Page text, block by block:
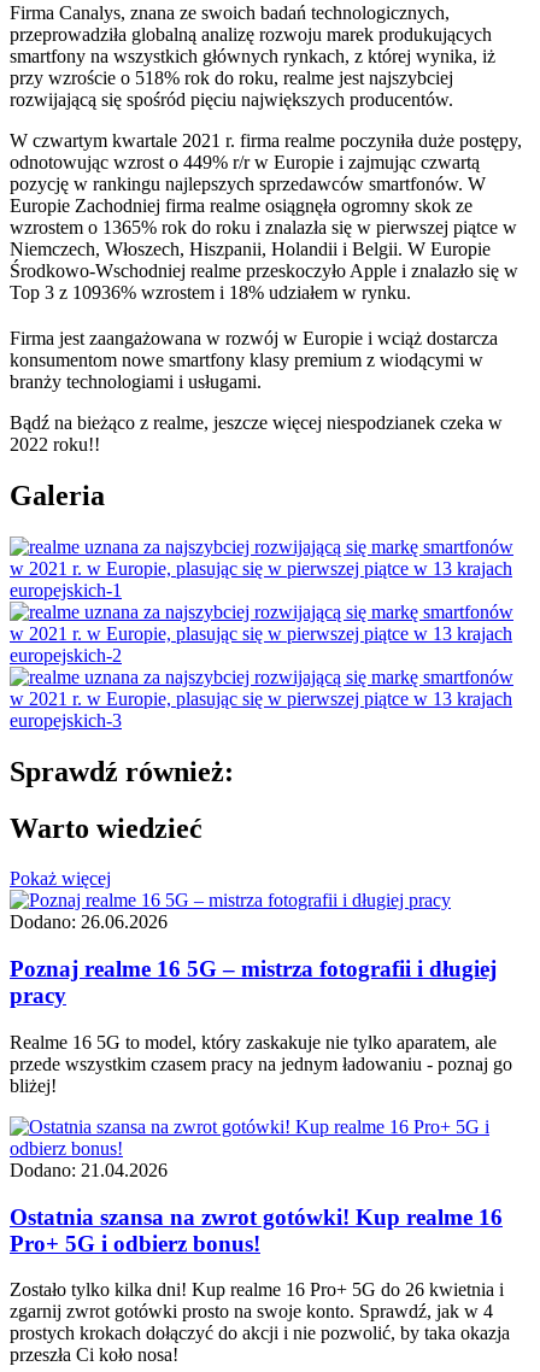
Firma Canalys, znana ze swoich badań technologicznych,
przeprowadziła globalną analizę rozwoju marek produkujących
smartfony na wszystkich głównych rynkach, z której wynika, iż
przy wzroście o 518% rok do roku, realme jest najszybciej
rozwijającą się spośród pięciu największych producentów.
W czwartym kwartale 2021 r. firma realme poczyniła duże postępy,
odnotowując wzrost o 449% r/r w Europie i zajmując czwartą
pozycję w rankingu najlepszych sprzedawców smartfonów. W
Europie Zachodniej firma realme osiągnęła ogromny skok ze
wzrostem o 1365% rok do roku i znalazła się w pierwszej piątce w
Niemczech, Włoszech, Hiszpanii, Holandii i Belgii. W Europie
Środkowo-Wschodniej realme przeskoczyło Apple i znalazło się w
Top 3 z 10936% wzrostem i 18% udziałem w rynku.
Firma jest zaangażowana w rozwój w Europie i wciąż dostarcza
konsumentom nowe smartfony klasy premium z wiodącymi w
branży technologiami i usługami.
Bądź na bieżąco z realme, jeszcze więcej niespodzianek czeka w
2022 roku!!
Galeria
Sprawdź również:
Warto wiedzieć
Pokaż więcej
Dodano: 26.06.2026
Poznaj realme 16 5G – mistrza fotografii i długiej
pracy
Realme 16 5G to model, który zaskakuje nie tylko aparatem, ale
przede wszystkim czasem pracy na jednym ładowaniu - poznaj go
bliżej!
Dodano: 21.04.2026
Ostatnia szansa na zwrot gotówki! Kup realme 16
Pro+ 5G i odbierz bonus!
Zostało tylko kilka dni! Kup realme 16 Pro+ 5G do 26 kwietnia i
zgarnij zwrot gotówki prosto na swoje konto. Sprawdź, jak w 4
prostych krokach dołączyć do akcji i nie pozwolić, by taka okazja
przeszła Ci koło nosa!